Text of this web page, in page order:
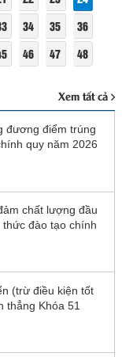
34 35
36
46 47 48
Xem tất cả
đương điểm trúng
quy năm 2026
chất lượng đầu
đào tạo chính
(trừ điều kiện tốt
thẳng Khóa 51